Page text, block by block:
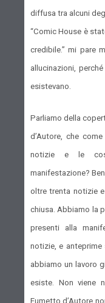
diffusa tra alcuni
“Comic House è
credibile.” mi pare
allucinazioni,
esistevano.
Parliamo della
d’Autore, che
notizie e le
manifestazione?
oltre trenta notizie
chiusa. Abbiamo la
presenti alla
notizie, e
abbiamo un lavoro
esiste. Non viene
Fumetto d’Autore